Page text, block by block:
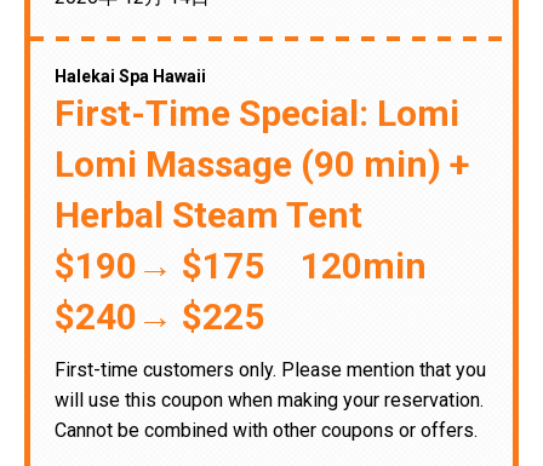
Halekai Spa Hawaii
First-Time Special: Lomi
Lomi Massage (90 min) +
Herbal Steam Tent
$190→ $175 120min
$240→ $225
First-time customers only. Please mention that you
will use this coupon when making your reservation.
Cannot be combined with other coupons or offers.